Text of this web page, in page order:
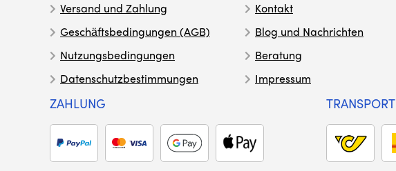
Versand und Zahlung
Geschäftsbedingungen (AGB)
Nutzungsbedingungen
Datenschutzbestimmungen
Kontakt
Blog und Nachrichten
Beratung
Impressum
ZAHLUNG TRANSPORT